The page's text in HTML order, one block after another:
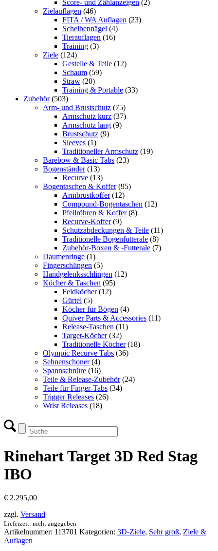
Score- und Zählanzeigen (2)
Zielauflagen (46)
FITA / WA Auflagen (23)
Scheibennägel (4)
Tierauflagen (16)
Training (3)
Ziele (124)
Gestelle & Teile (12)
Schaum (59)
Straw (20)
Training & Portable (33)
Zubehör (503)
Arm- und Brustschutz (75)
Armschutz kurz (37)
Armschutz lang (9)
Brustschutz (9)
Sleeves (1)
Traditioneller Armschutz (19)
Barebow & Basic Tabs (23)
Bogenständer (13)
Recurve (13)
Bogentaschen & Koffer (95)
Armbrustkoffer (12)
Compound-Bogentaschen (12)
Pfeilröhren & Koffer (8)
Recurve-Koffer (9)
Schutzabdeckungen & Teile (11)
Traditionelle Bogenfutterale (8)
Zubehör-Boxen & -Futterale (7)
Daumenringe (1)
Fingerschlingen (5)
Handgelenksschlingen (12)
Köcher & Taschen (95)
Feldköcher (12)
Gürtel (5)
Köcher für Bögen (4)
Quiver Parts & Accessories (11)
Release-Taschen (11)
Target-Köcher (32)
Traditionelle Köcher (18)
Olympic Recurve Tabs (36)
Sehnenschoner (4)
Spannschnüre (16)
Teile & Release-Zubehör (24)
Teile für Finger-Tabs (34)
Trigger Releases (26)
Wrist Releases (18)
Rinehart Target 3D Red Stag
IBO
€ 2.295,00
zzgl. Versand
Lieferzeit: nicht angegeben
Artikelnummer: 113701 Kategorien: 3D-Ziele, Sehr groß, Ziele &
Auflagen